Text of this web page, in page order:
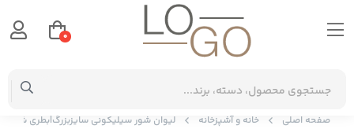
صفحه اصلی خانه و آشپزخانه لیوان شور سیلیکونی سایزبزرگ|بطری شور
0